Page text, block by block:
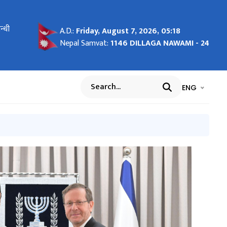
A.D.: Friday, August 7, 2026, 05:18
Nepal Samvat:1146 DILLAGA NAWAMI - 24
Search भाषा चयन
ENG